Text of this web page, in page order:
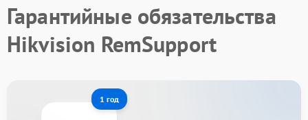
Гарантийные обязательства
Hikvision RemSupport
1 год